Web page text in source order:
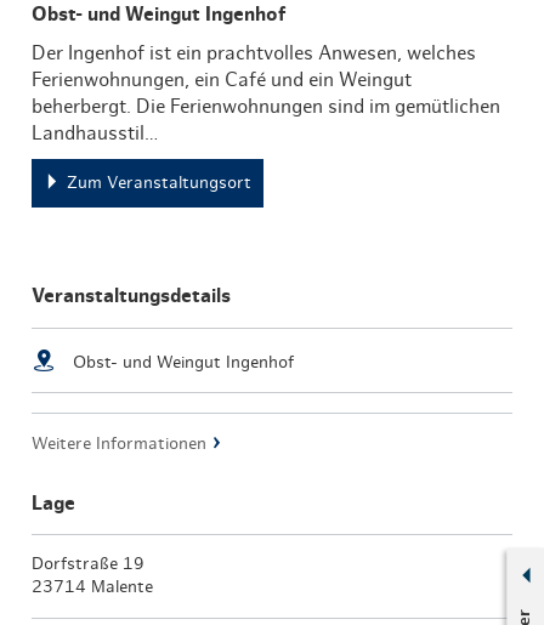
Obst- und Weingut Ingenhof
Der Ingenhof ist ein prachtvolles Anwesen, welches
Ferienwohnungen, ein Café und ein Weingut
beherbergt. Die Ferienwohnungen sind im gemütlichen
Landhausstil…
Zum Veranstaltungsort
Veranstaltungsdetails
Obst- und Weingut Ingenhof
Weitere Informationen
Lage
Dorfstraße 19
23714 Malente